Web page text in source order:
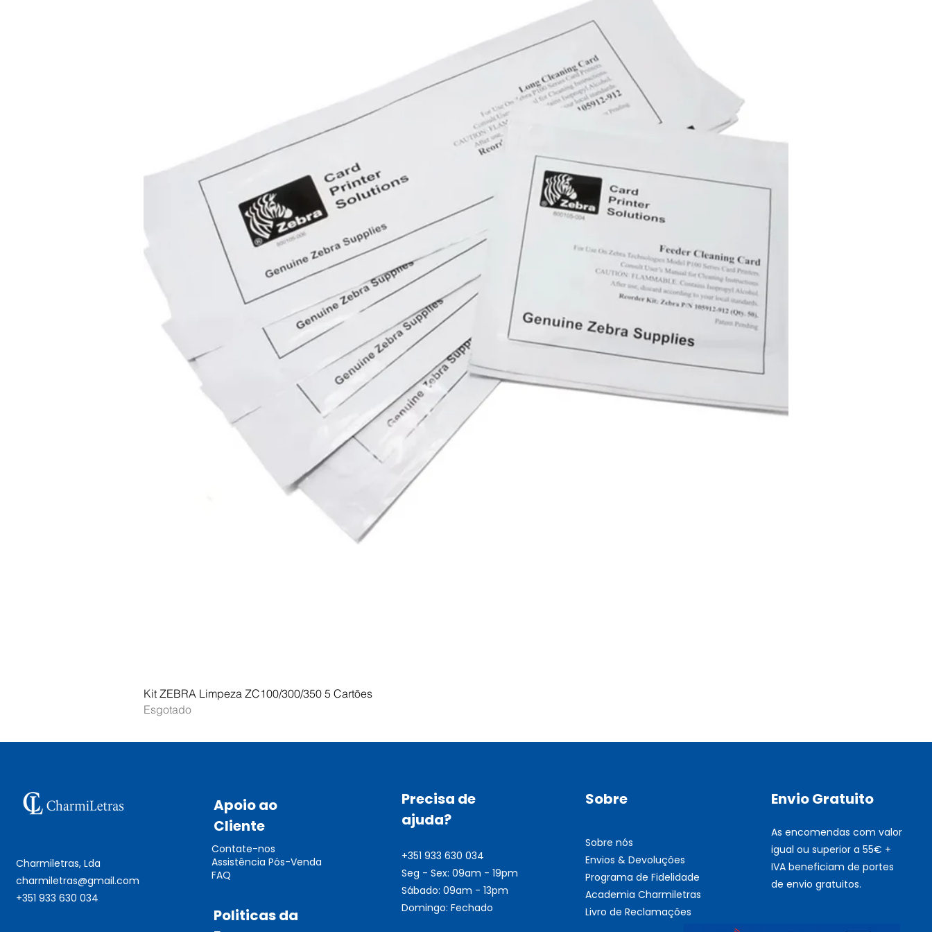
Kit ZEBRA Limpeza ZC100/300/350 5 Cartões
Esgotado
Charmiletras, Lda
charmiletras@gmail.com
+351 933 630 034
Apoio ao
Cliente
Contate-nos
Assistência Pós-Venda
FAQ
Politicas da
Precisa de
ajuda?
+351 933 630 034
Seg - Sex: 09am - 19pm
Sábado: 09am - 13pm
Domingo: Fechado
Sobre
Sobre nós
Envios & Devoluções
Programa de Fidelidade
Academia Charmiletras
Livro de Reclamações
Envio Gratuito
As encomendas com valor
igual ou superior a 55€ +
IVA beneficiam de portes
de envio gratuitos.